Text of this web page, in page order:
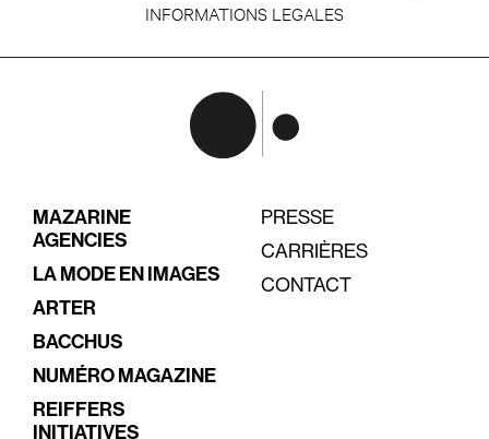
INFORMATIONS LEGALES
MAZARINE
AGENCIES
LA MODE EN IMAGES
ARTER
BACCHUS
NUMÉRO MAGAZINE
REIFFERS
INITIATIVES
PRESSE
CARRIÈRES
CONTACT